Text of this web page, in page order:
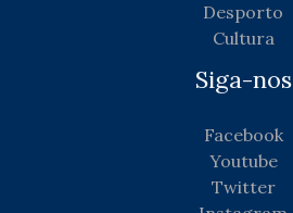
Desporto
Cultura
Siga-nos
Facebook
Youtube
Twitter